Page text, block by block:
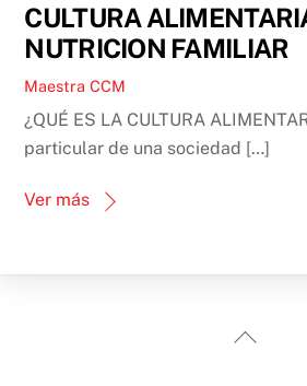
CULTURA
NUTRICION FAMILIAR
Maestra CCM
¿QUÉ ES LA CULTURA
particular de una sociedad […]
Ver más
Back